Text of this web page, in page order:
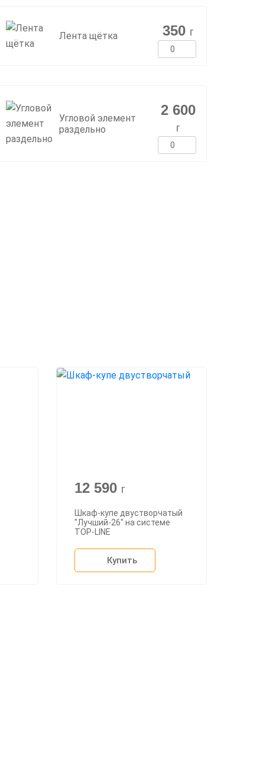
Лента щётка 350 г
Угловой элемент
раздельно
2 600
г
12 590 г
Шкаф-купе двустворчатый
"Лучший-26" на системе
TOP-LINE
Купить